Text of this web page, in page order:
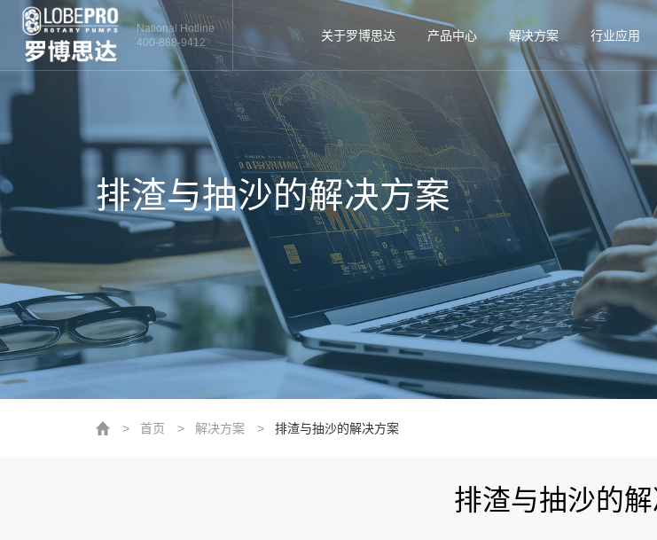
National Hotline
400-888-9412
关于罗博思达 产品中心 解决方案 行业应用
排渣与抽沙的解决方案
> 首页 > 解决方案 > 排渣与抽沙的解决方案
排渣与抽沙的